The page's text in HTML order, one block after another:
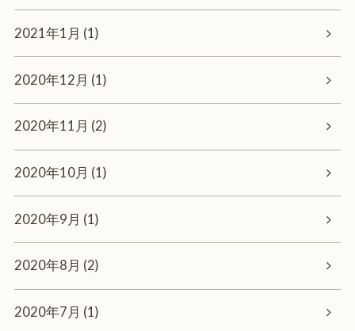
2021年1月 (1)
2020年12月 (1)
2020年11月 (2)
2020年10月 (1)
2020年9月 (1)
2020年8月 (2)
2020年7月 (1)